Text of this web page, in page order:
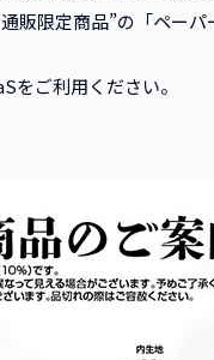
限定商品”の「ペーパ
をご利用ください。